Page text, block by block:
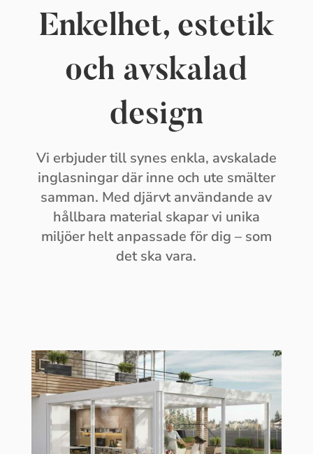
Enkelhet, estetik
och avskalad
design
Vi erbjuder till synes enkla, avskalade
inglasningar där inne och ute smälter
samman. Med djärvt användande av
hållbara material skapar vi unika
miljöer helt anpassade för dig – som
det ska vara.